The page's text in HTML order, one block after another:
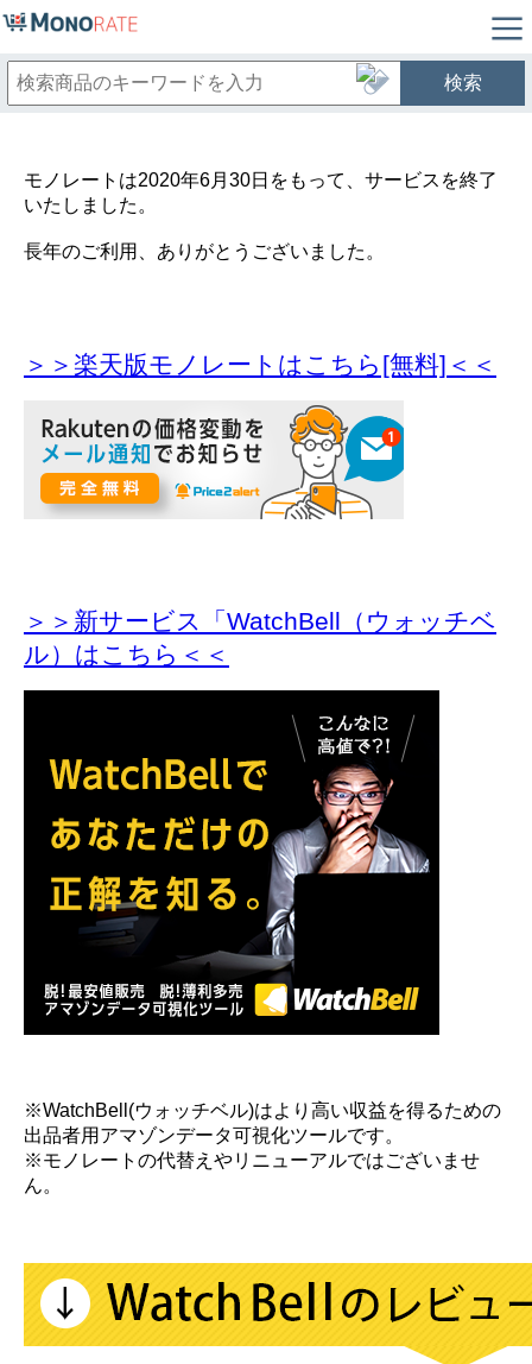
検索
モノレートは2020年6月30日をもって、サービスを終了
いたしました。
長年のご利用、ありがとうございました。
＞＞楽天版モノレートはこちら[無料]＜＜
＞＞新サービス「WatchBell（ウォッチベ
ル）はこちら＜＜
※WatchBell(ウォッチベル)はより高い収益を得るための
出品者用アマゾンデータ可視化ツールです。
※モノレートの代替えやリニューアルではございませ
ん。